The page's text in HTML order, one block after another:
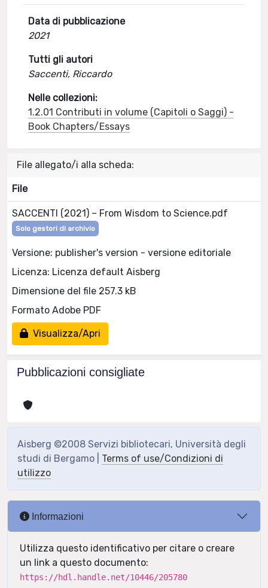
Data di pubblicazione
2021
Tutti gli autori
Saccenti, Riccardo
Nelle collezioni:
1.2.01 Contributi in volume (Capitoli o Saggi) -
Book Chapters/Essays
File allegato/i alla scheda:
File
SACCENTI (2021) – From Wisdom to Science.pdf
Solo gestori di archivio
Versione: publisher's version - versione editoriale
Licenza: Licenza default Aisberg
Dimensione del file 257.3 kB
Formato Adobe PDF
Visualizza/Apri
Pubblicazioni consigliate
Aisberg ©2008 Servizi bibliotecari, Università degli
studi di Bergamo | Terms of use/Condizioni di
utilizzo
Informazioni
Utilizza questo identificativo per citare o creare
un link a questo documento:
https://hdl.handle.net/10446/205780